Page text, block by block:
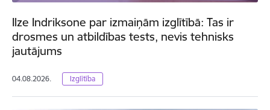
Ilze Indriksone par izmaiņām izglītībā: Tas ir
drosmes un atbildības tests, nevis tehnisks
jautājums
04.08.2026. Izglītība